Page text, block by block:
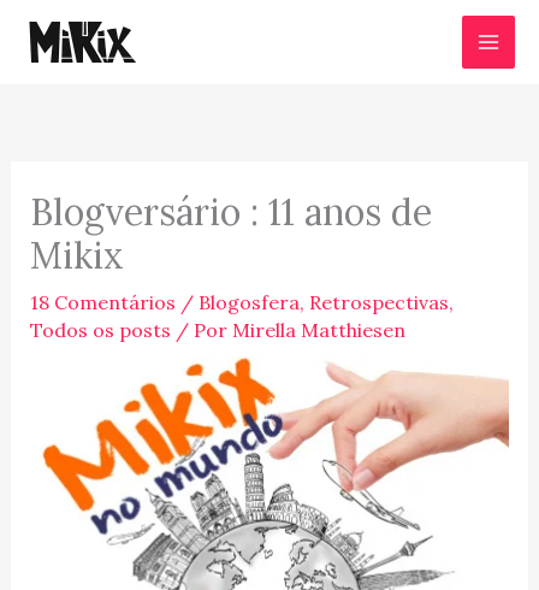
para
Blogversário : 11 anos de
Mikix
18 Comentários / Blogosfera, Retrospectivas,
Todos os posts / Por Mirella Matthiesen